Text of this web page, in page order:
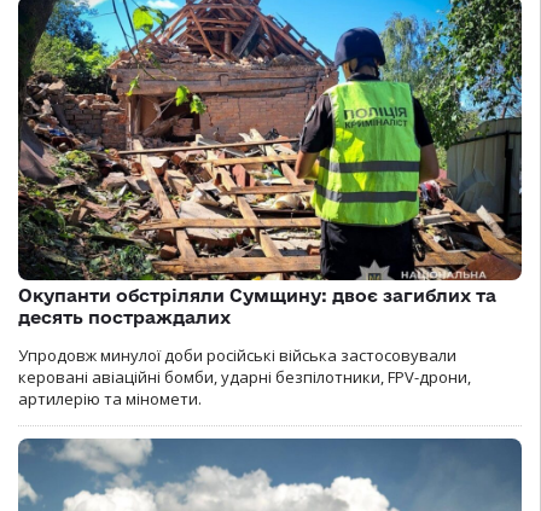
Окупанти обстріляли Сумщину: двоє загиблих та
десять постраждалих
Упродовж минулої доби російські війська застосовували
керовані авіаційні бомби, ударні безпілотники, FPV-дрони,
артилерію та міномети.